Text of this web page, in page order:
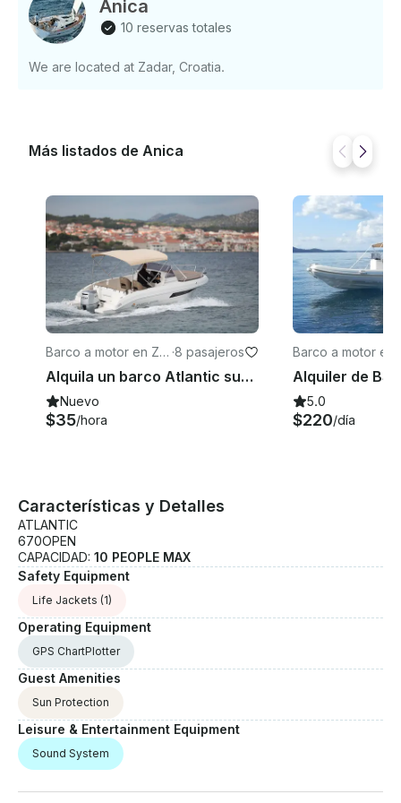
Anica
10 reservas totales
We are located at Zadar, Croatia.
Más listados de Anica
Barco a motor en Za
dar
·8 pasajeros
Alquila un barco Atlantic suncruiser 630
Nuevo
$35/hora
Barco a motor en
dar
5.0
$220/día
Características y Detalles
ATLANTIC
670OPEN
CAPACIDAD: 10 PEOPLE MAX
Safety Equipment
Life Jackets (1)
Operating Equipment
GPS ChartPlotter
Guest Amenities
Sun Protection
Leisure & Entertainment Equipment
Sound System